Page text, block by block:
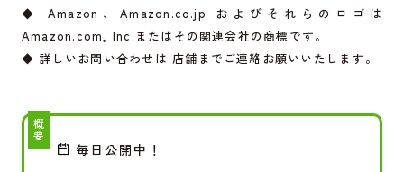
◆ Amazon、Amazon.co.jp
およびそれらのロゴは
Amazon.com, Inc.またはその関連会社の商標です。
◆ 詳しいお問い合わせは 店舗までご連絡お願いいたします。
概要
毎日公開中！